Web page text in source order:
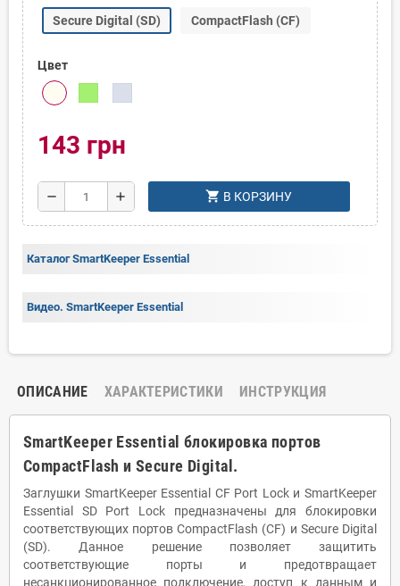
Secure Digital (SD)
CompactFlash (CF)
Цвет
143 грн
remove add shopping_cart В КОРЗИНУ
Каталог SmartKeeper Essential
Видео. SmartKeeper Essential
ОПИСАНИЕ ХАРАКТЕРИСТИКИ ИНСТРУКЦИЯ
SmartKeeper Essential блокировка портов
CompactFlash и Secure Digital.
Заглушки SmartKeeper Essential CF Port Lock и SmartKeeper
Essential SD Port Lock предназначены для блокировки
соответствующих портов CompactFlash (CF) и Secure Digital
(SD). Данное решение позволяет защитить
соответствующие порты и предотвращает
несанкционированное подключение, доступ к данным и